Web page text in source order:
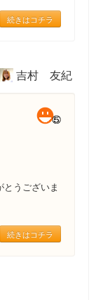
続きはコチラ
吉村 友紀
うございま
続きはコチラ